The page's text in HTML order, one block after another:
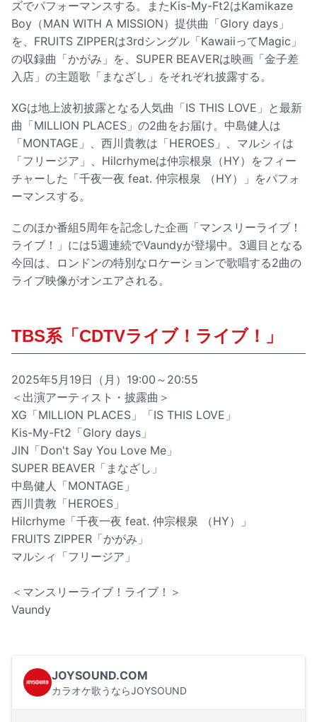
ズでパフォーマンスする。またKis-My-Ft2はKamikaze
Boy（MAN WITH A MISSION）提供曲「Glory days」
を、FRUITS ZIPPERは3rdシングル「KawaiiってMagic」
の収録曲「かがみ」を、SUPER BEAVERは映画「金子差
入店」の主題歌「まなざし」をそれぞれ披露する。
XGは地上波初披露となる人気曲「IS THIS LOVE」と最新
曲「MILLION PLACES」の2曲をお届け。中島健人は
「MONTAGE」、西川貴教は「HEROES」、マルシィは
「フリージア」、Hilcrhymeは仲宗根泉（HY）をフィー
チャーした「千夜一夜 feat. 仲宗根泉 （HY）」をパフォ
ーマンスする。
このほか番組5周年を記念した企画「マンスリーライブ！
ライブ！」には5週連続でVaundyが登場中。3週目となる
今回は、ロンドンの特別なロケーションで歌唱する2曲の
ライブ映像がオンエアされる。
TBS系「CDTVライブ！ライブ！」
2025年5月19日（月）19:00～20:55
＜出演アーティスト・披露曲＞
XG「MILLION PLACES」「IS THIS LOVE」
Kis-My-Ft2「Glory days」
JIN「Don't Say You Love Me」
SUPER BEAVER「まなざし」
中島健人「MONTAGE」
西川貴教「HEROES」
Hilcrhyme「千夜一夜 feat. 仲宗根泉 （HY）」
FRUITS ZIPPER「かがみ」
マルシィ「フリージア」
＜マンスリーライブ！ライブ！＞
Vaundy
JOYSOUND.COM
カラオケ歌うならJOYSOUND